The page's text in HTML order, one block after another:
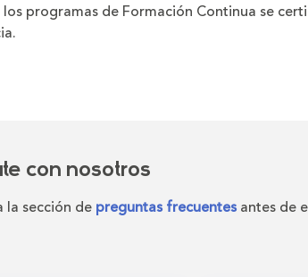
los programas de Formación Continua se
con nosotros
la sección de preguntas frecuentes antes de